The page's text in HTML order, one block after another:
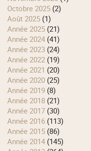
octobre 2025 (2)
août 2025 (1)
année 2025 (21)
année 2024 (41)
année 2023 (24)
année 2022 (19)
année 2021 (20)
année 2020 (25)
année 2019 (8)
année 2018 (21)
année 2017 (30)
année 2016 (113)
année 2015 (86)
année 2014 (145)